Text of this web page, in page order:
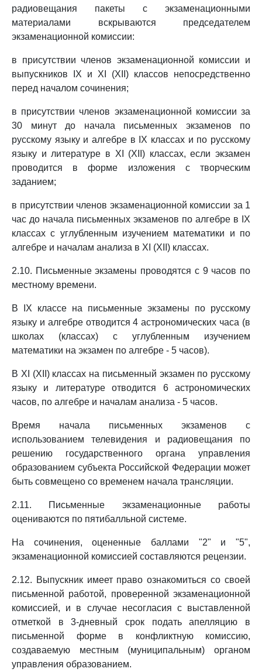
радиовещания пакеты с экзаменационными
материалами вскрываются председателем
экзаменационной комиссии:
в присутствии членов экзаменационной комиссии и
выпускников IX и XI (XII) классов непосредственно
перед началом сочинения;
в присутствии членов экзаменационной комиссии за
30 минут до начала письменных экзаменов по
русскому языку и алгебре в IX классах и по русскому
языку и литературе в XI (XII) классах, если экзамен
проводится в форме изложения с творческим
заданием;
в присутствии членов экзаменационной комиссии за 1
час до начала письменных экзаменов по алгебре в IX
классах с углубленным изучением математики и по
алгебре и началам анализа в XI (XII) классах.
2.10. Письменные экзамены проводятся с 9 часов по
местному времени.
В IX классе на письменные экзамены по русскому
языку и алгебре отводится 4 астрономических часа (в
школах (классах) с углубленным изучением
математики на экзамен по алгебре - 5 часов).
В XI (XII) классах на письменный экзамен по русскому
языку и литературе отводится 6 астрономических
часов, по алгебре и началам анализа - 5 часов.
Время начала письменных экзаменов с
использованием телевидения и радиовещания по
решению государственного органа управления
образованием субъекта Российской Федерации может
быть совмещено со временем начала трансляции.
2.11. Письменные экзаменационные работы
оцениваются по пятибалльной системе.
На сочинения, оцененные баллами "2" и "5",
экзаменационной комиссией составляются рецензии.
2.12. Выпускник имеет право ознакомиться со своей
письменной работой, проверенной экзаменационной
комиссией, и в случае несогласия с выставленной
отметкой в 3-дневный срок подать апелляцию в
письменной форме в конфликтную комиссию,
создаваемую местным (муниципальным) органом
управления образованием.